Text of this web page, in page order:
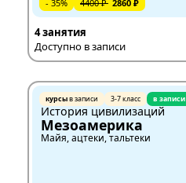
- 35% 4400 ₽ 2860 ₽
4 занятия
Доступно в записи
курсыв записи 3-7 класс в записи
История цивилизаций
Мезоамерика
Майя, ацтеки, тальтеки